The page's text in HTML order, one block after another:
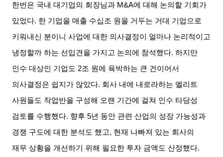
한번은 국내 대기업의 회장님과 M&A에 대해 논의할 기회가
있었다. 한 기업을 매출 수십조 원을 거두는 거대 기업으로
키워내신 분이니 사업에 대한 의사결정이 얼마나 논리적이고
냉정할까 하는 선입견을 가지고 논의에 참석했다.하지만
인수 대상인 기업도 2조 원에 육박하는 큰 건이어서
의사결정은 쉽지가 않았다. 회사 내에 내로라하는 엘리트
사원들도 작업반을 구성해 오랜 기간에 걸쳐 인수 타당성
검토를 수행했다. 향후 5년 동안 관련 산업의 성장 가능성과
경쟁 구도에 대한 분석도 했고, 현재 나빠져 있는 회사의
재무 상황을 개선하기 위해 필요한 투자 금액도 산정했다.